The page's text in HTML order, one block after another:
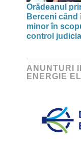
Orădeanul
Berceni când
minor în
control
ANUNTURI
ENERGIE